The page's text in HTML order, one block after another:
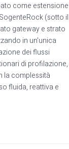
come estensione
(sotto il
gateway e strato
in un'unica
dei flussi
di profilazione,
la complessità
fluida, reattiva e